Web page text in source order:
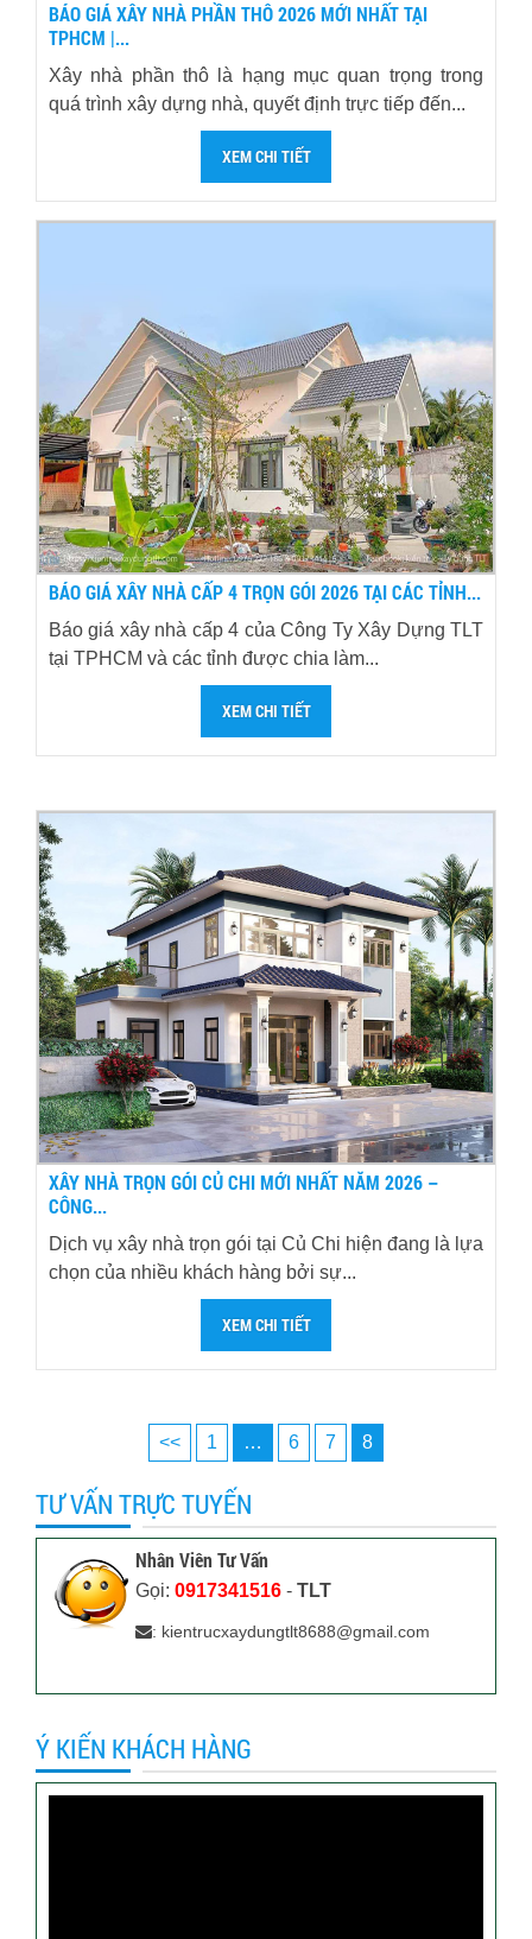
BÁO GIÁ XÂY NHÀ PHẦN THÔ 2026 MỚI NHẤT TẠI
TPHCM |...
Xây nhà phần thô là hạng mục quan trọng trong
quá trình xây dựng nhà, quyết định trực tiếp đến...
XEM CHI TIẾT
BÁO GIÁ XÂY NHÀ CẤP 4 TRỌN GÓI 2026 TẠI CÁC TỈNH...
Báo giá xây nhà cấp 4 của Công Ty Xây Dựng TLT
tại TPHCM và các tỉnh được chia làm...
XEM CHI TIẾT
XÂY NHÀ TRỌN GÓI CỦ CHI MỚI NHẤT NĂM 2026 –
CÔNG...
Dịch vụ xây nhà trọn gói tại Củ Chi hiện đang là lựa
chọn của nhiều khách hàng bởi sự...
XEM CHI TIẾT
<< 1 … 6 7 8
TƯ VẤN TRỰC TUYẾN
Nhân Viên Tư Vấn
Gọi:0917341516 -TLT
: kientrucxaydungtlt8688@gmail.com
Ý KIẾN KHÁCH HÀNG